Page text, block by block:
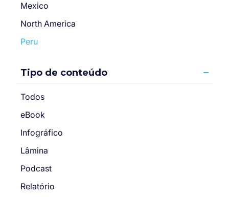
Mexico
North America
Peru
Tipo de conteúdo
Todos
eBook
Infográfico
Lâmina
Podcast
Relatório